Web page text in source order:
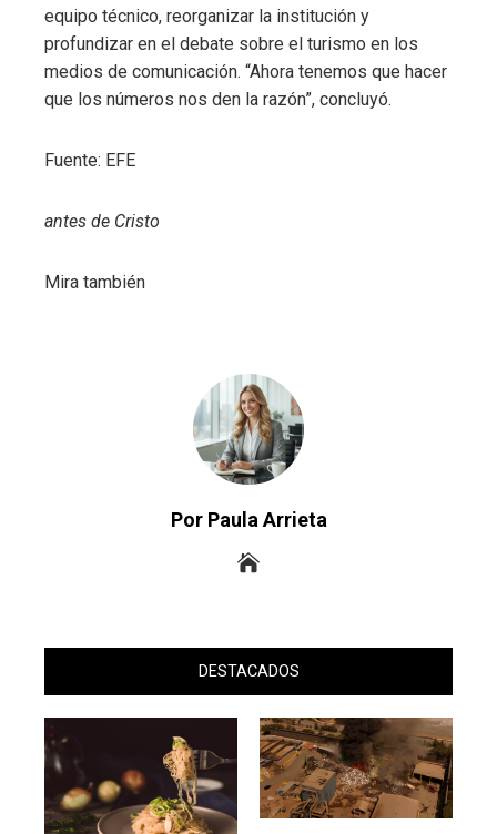
equipo técnico, reorganizar la institución y
profundizar en el debate sobre el turismo en los
medios de comunicación. “Ahora tenemos que hacer
que los números nos den la razón”, concluyó.
Fuente: EFE
antes de Cristo
Mira también
Por Paula Arrieta
DESTACADOS